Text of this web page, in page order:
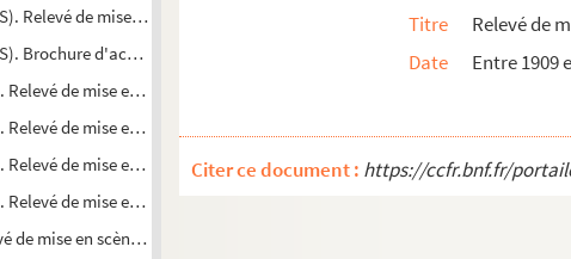
Relevé de mise en scène. 10
Brochure d'acteur
de mise en scène. 11
de mise en scène. 12
Relevé de mise en scène. 13
de mise en scène. 14
de mise en scène. 15
Titre
Relevé de
Date
Entre 1909
Citer ce document : https://ccfr.bnf.fr/